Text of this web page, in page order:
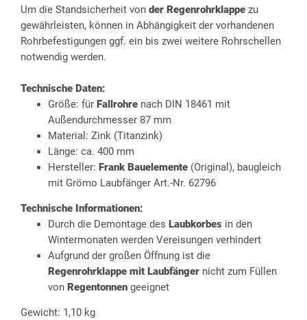
Um die Standsicherheit von der Regenrohrklappe zu
gewährleisten, können in Abhängigkeit der vorhandenen
Rohrbefestigungen ggf. ein bis zwei weitere Rohrschellen
notwendig werden.
Technische Daten:
Größe: für Fallrohre nach DIN 18461 mit
Außendurchmesser 87 mm
Material: Zink (Titanzink)
Länge: ca. 400 mm
Hersteller: Frank Bauelemente (Original), baugleich
mit Grömo Laubfänger Art.-Nr. 62796
Technische Informationen:
Durch die Demontage des Laubkorbes in den
Wintermonaten werden Vereisungen verhindert
Aufgrund der großen Öffnung ist die
Regenrohrklappe mit Laubfänger nicht zum Füllen
von Regentonnen geeignet
Gewicht: 1,10 kg